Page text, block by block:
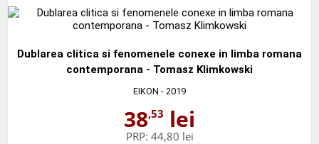
Dublarea clitica si fenomenele conexe in limba romana
contemporana - Tomasz Klimkowski
EIKON - 2019
38,53 lei
PRP: 44,80 lei